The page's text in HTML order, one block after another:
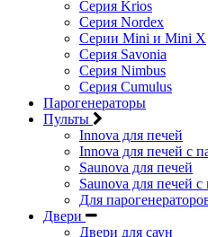
Серия Krios
Серия Nordex
Серии Mini и Mini X
Серия Savonia
Серия Nimbus
Серия Cumulus
Парогенераторы
Пульты
Innova для печей
Innova для печей с
Saunova для печей
Saunova для печей
Для
Двери
Двери для саун